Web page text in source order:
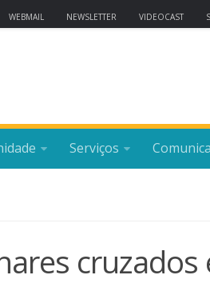
WEBMAIL NEWSLETTER VIDEOCAST
Serviços
cruzados